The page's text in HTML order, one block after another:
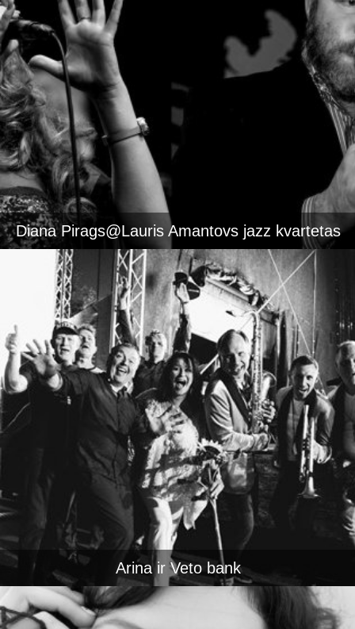
Diana Pirags@Lauris Amantovs jazz kvartetas
Arina ir Veto bank